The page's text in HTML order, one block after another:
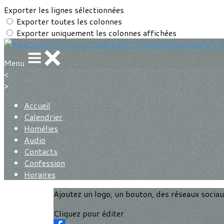
Exporter les lignes sélectionnées
Exporter toutes les colonnes
Exporter uniquement les colonnes affichées
Menu
<
>
Accueil
Calendrier
Homélies
Audio
Contacts
Confession
Horaires
Ajoutez un logo, un bouton, des réseaux
Cliquez pour éditer